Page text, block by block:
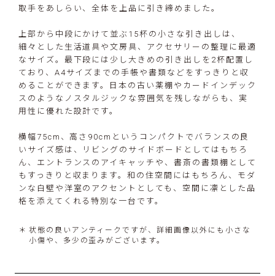
取手をあしらい、全体を上品に引き締めました。
上部から中段にかけて並ぶ15杯の小さな引き出しは、
細々とした生活道具や文房具、アクセサリーの整理に最適
なサイズ。最下段には少し大きめの引き出しを2杯配置し
ており、A4サイズまでの手帳や書類などをすっきりと収
めることができます。日本の古い薬棚やカードインデック
スのようなノスタルジックな雰囲気を残しながらも、実
用性に優れた設計です。
横幅75cm、高さ90cmというコンパクトでバランスの良
いサイズ感は、リビングのサイドボードとしてはもちろ
ん、エントランスのアイキャッチや、書斎の書類棚として
もすっきりと収まります。和の住空間にはもちろん、モダ
ンな白壁や洋室のアクセントとしても、空間に凛とした品
格を添えてくれる特別な一台です。
状態の良いアンティークですが、詳細画像以外にも小さな
小傷や、多少の歪みがございます。